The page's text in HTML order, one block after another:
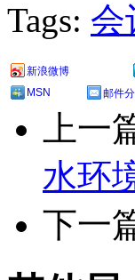
Tags: 会
新浪微博
MSN
邮件
上一
水环
下一